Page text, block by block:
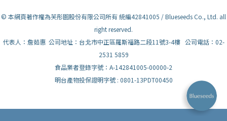
© 本網頁著作權為芙彤園股份有限公司所有 統編42841005 / Blueseeds Co., Ltd. all
right reserved.
代表人：詹茹惠 公司地址：台北市中正區羅斯福路二段11號3-4樓 公司電話：02-
2531 5859
食品業者登錄字號：A-142841005-00000-2
明台產物投保證明字號 : 0801-13PDT00450